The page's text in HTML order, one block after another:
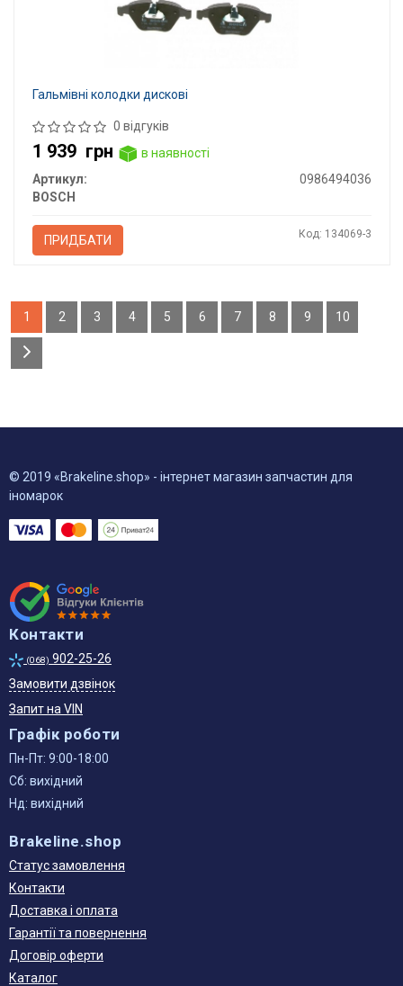
Гальмівні колодки дискові
0 відгуків
1 939 грн
в наявності
Артикул:
0986494036
BOSCH
ПРИДБАТИ Код: 134069-3
1 2 3 4 5 6 7 8 9 10
© 2019 «Brakeline.shop» - інтернет магазин запчастин для
іномарок
Контакти
(068) 902-25-26
Замовити дзвінок
Запит на VIN
Графік роботи
Пн-Пт: 9:00-18:00
Сб: вихідний
Нд: вихідний
Brakeline.shop
Статус замовлення
Контакти
Доставка і оплата
Гарантії та повернення
Договір оферти
Каталог